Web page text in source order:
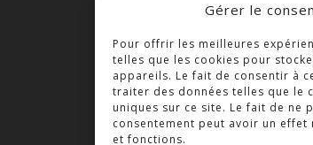
Gérer le
Pour offrir les meilleures
telles que les cookies pour
appareils. Le fait de consentir à
traiter des données telles que le
uniques sur ce site. Le fait de ne
consentement peut avoir un
et fonctions.
COLLÈGE NOTRE DAME
23 Place Saint-Jean,
79300 Bressuire
Téléphone : 05 49 74